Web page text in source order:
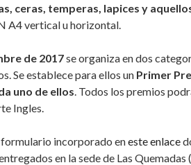
ceras, temperas, lapices y
A4 vertical u horizontal.
de 2017se organiza en dos
Se establece para ellos un Primer
uno de ellos . Todos los premios
Ingles.
incorporado eneste enlace
en la sede de Las Quemadas